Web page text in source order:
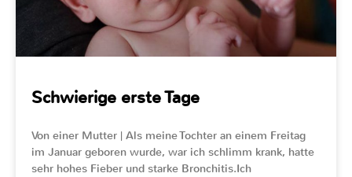
Schwierige erste Tage
Von einer Mutter | Als meine Tochter an einem Freitag
im Januar geboren wurde, war ich schlimm krank, hatte
sehr hohes Fieber und starke Bronchitis.Ich